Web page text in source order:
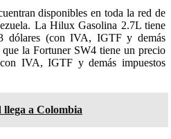
disponibles en toda la red de
La Hilux Gasolina 2.7L tiene
dólares (con IVA, IGTF y demás
la Fortuner SW4 tiene un precio
IVA, IGTF y demás impuestos
a Colombia